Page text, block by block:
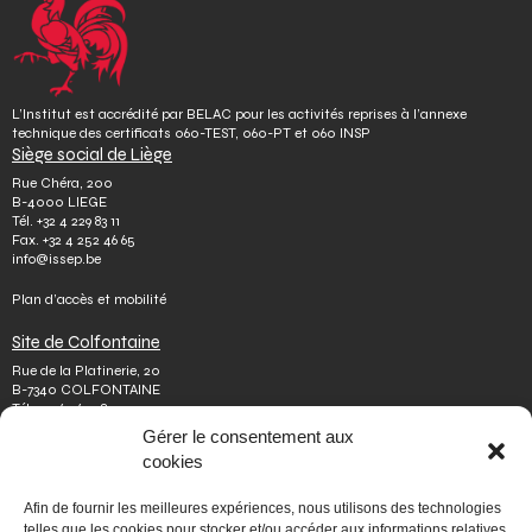
Gérer le consentement aux
cookies
Afin de fournir les meilleures expériences, nous utilisons des technologies
L’Institut est accrédité par BELAC pour les activités reprises à l’annexe
technique des certificats 060-TEST, 060-PT et 060 INSP
Siège social de Liège
Rue Chéra, 200
B-4000 LIEGE
Tél. +32 4 229 83 11
Fax. +32 4 252 46 65
info@issep.be
Plan d’accès et mobilité
Site de Colfontaine
Rue de la Platinerie, 20
B-7340 COLFONTAINE
Tél.+32 65 610 813
colfontaine@issep.be
Qui sommes-nous